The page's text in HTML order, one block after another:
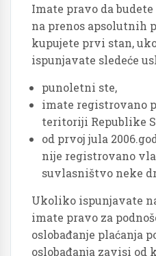
Imate pravo da
na prenos apsolutnih
kupujete prvi stan,
ispunjavate sledeće
punoletni ste,
imate registrovano
teritoriji Republike
od prvoj jula
nije registrovano
suvlasništvo neke
Ukoliko ispunjavate
imate pravo za
oslobađanje plaćanja
oslobađanja zavisi od